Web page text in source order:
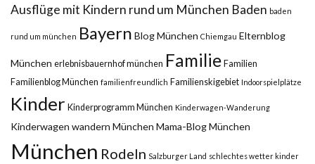
Ausflüge mit Kindern rund um München Baden baden
rund um münchen Bayern Blog München Chiemgau Elternblog
München erlebnisbauernhof münchen Familie Familien
Familienblog München familienfreundlich Familienskigebiet Indoorspielplätze
Kinder Kinderprogramm München Kinderwagen-Wanderung
Kinderwagen wandern München Mama-Blog München
München Rodeln Salzburger Land schlechtes wetter kinder